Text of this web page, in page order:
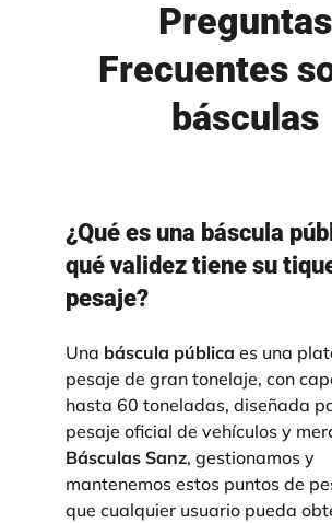
Preguntas
Frecuentes
básculas
¿Qué es una báscula
qué validez tiene su
pesaje?
Una báscula pública es una
pesaje de gran tonelaje, con
hasta 60 toneladas, diseñada
pesaje oficial de vehículos y
Básculas Sanz, gestionamos y
mantenemos estos puntos de
que cualquier usuario pueda